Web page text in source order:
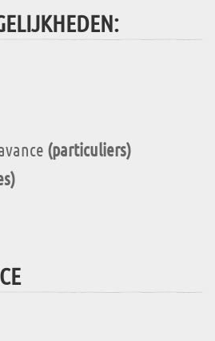
(particuliers)